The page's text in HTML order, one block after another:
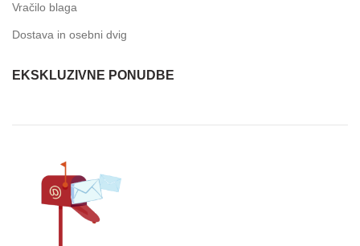
Vračilo blaga
Dostava in osebni dvig
EKSKLUZIVNE PONUDBE